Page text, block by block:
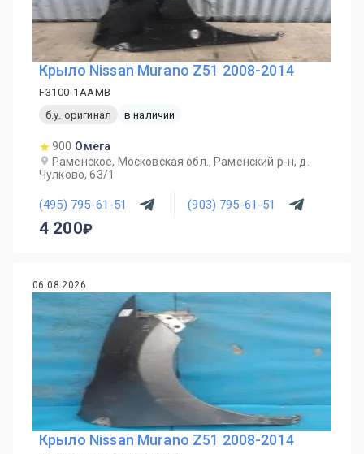
Крыло Nissan Murano Z51 2008-2014
F3100-1AAMB
б.у. оригинал
в наличии
900 Омега
Раменское, Московская обл., Раменский р-н, д.
Чулково, 63/1
(495) 795-61-51 (903) 795-61-51
4 200
06.08.2026
Крыло Nissan Murano Z51 2008-2014